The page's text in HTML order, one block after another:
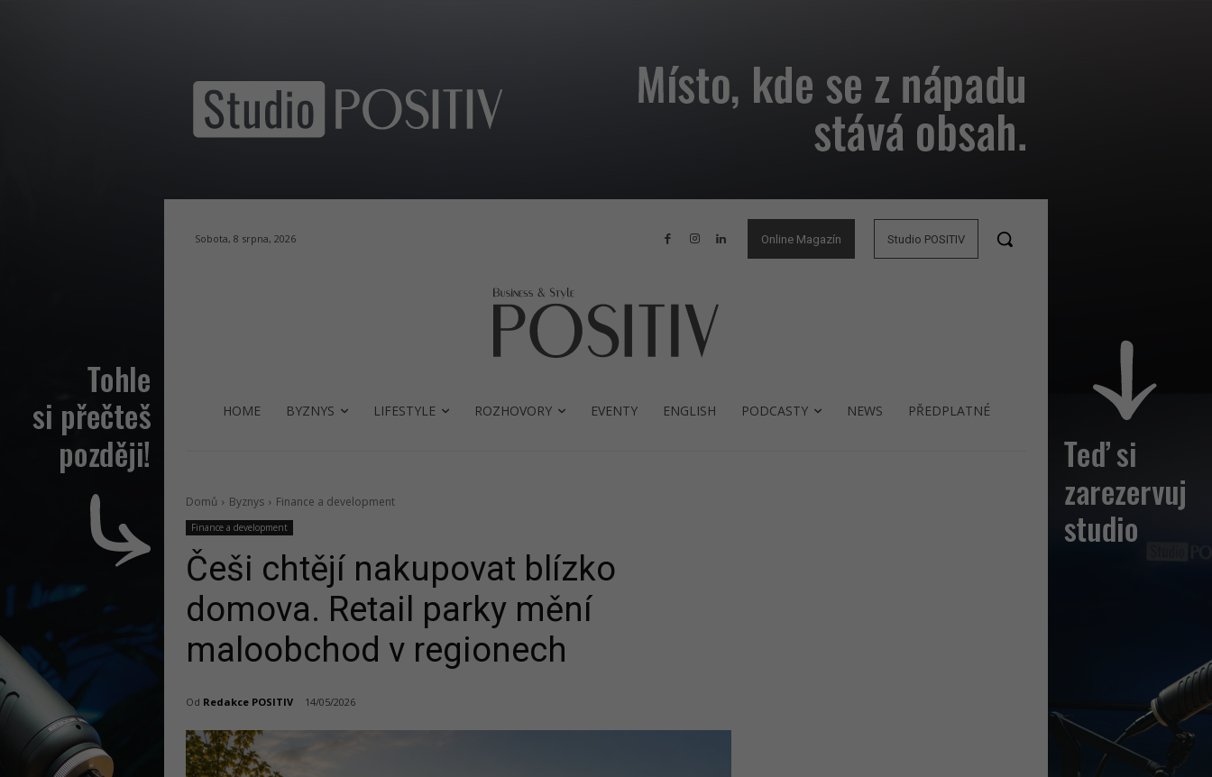
Sobota, 8 srpna, 2026 Online Magazín Studio POSITIV
HOME BYZNYS LIFESTYLE ROZHOVORY EVENTY ENGLISH PODCASTY NEWS PŘEDPLATNÉ
Domů Byznys Finance a development
Finance a development
Češi chtějí nakupovat blízko
domova. Retail parky mění
maloobchod v regionech
Od Redakce POSITIV 14/05/2026